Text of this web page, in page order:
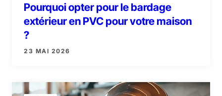
Pourquoi opter pour le bardage
extérieur en PVC pour votre maison
?
23 MAI 2026